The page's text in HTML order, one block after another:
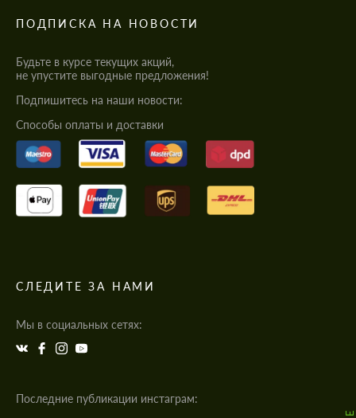
ПОДПИСКА НА НОВОСТИ
Будьте в курсе текущих акций,
не упустите выгодные предложения!
Подпишитесь на наши новости:
Cпособы оплаты и доставки
СЛЕДИТЕ ЗА НАМИ
Мы в социальных сетях:
Последние публикации инстаграм: